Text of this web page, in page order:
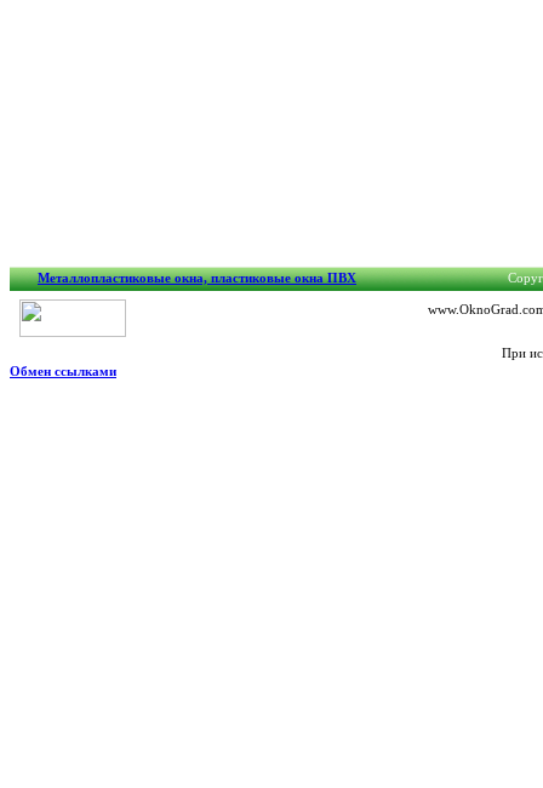
Металлопластиковые окна, пластиковые окна ПВХ
При
Обмен ссылками